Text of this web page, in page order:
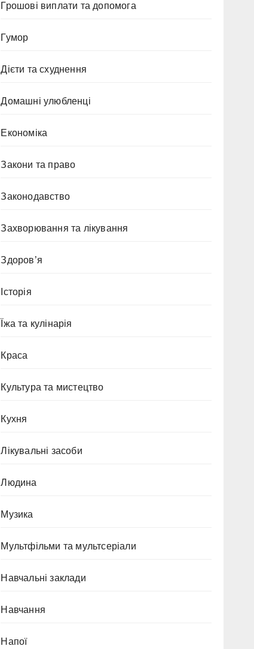
Грошові виплати та допомога
Гумор
Дієти та схуднення
Домашні улюбленці
Економіка
Закони та право
Законодавство
Захворювання та лікування
Здоров’я
Історія
Їжа та кулінарія
Краса
Культура та мистецтво
Кухня
Лікувальні засоби
Людина
Музика
Мультфільми та мультсеріали
Навчальні заклади
Навчання
Напої